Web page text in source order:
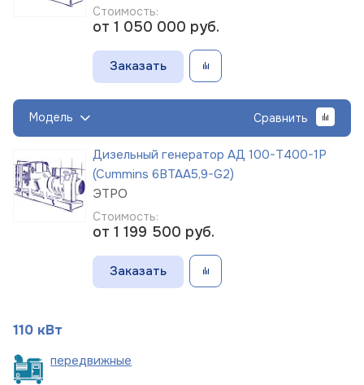
Стоимость:
от 1 050 000 руб.
Заказать
Модель Сравнить
Дизельный генератор АД 100-Т400-1Р
(Cummins 6BTAA5,9-G2)
ЭТРО
Стоимость:
от 1 199 500 руб.
Заказать
110 кВт
передвижные